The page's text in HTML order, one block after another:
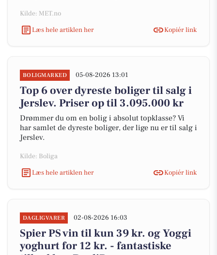
Kilde: MET.no
Læs hele artiklen her
Kopiér link
BOLIGMARKED 05-08-2026 13:01
Top 6 over dyreste boliger til salg i
Jerslev. Priser op til 3.095.000 kr
Drømmer du om en bolig i absolut topklasse? Vi
har samlet de dyreste boliger, der lige nu er til salg i
Jerslev.
Kilde: Boliga
Læs hele artiklen her
Kopiér link
DAGLIGVARER 02-08-2026 16:03
Spier PS vin til kun 39 kr. og Yoggi
yoghurt for 12 kr. - fantastiske